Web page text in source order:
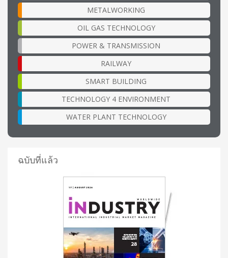
METALWORKING
OIL GAS TECHNOLOGY
POWER & TRANSMISSION
RAILWAY
SMART BUILDING
TECHNOLOGY 4 ENVIRONMENT
WATER PLANT TECHNOLOGY
ฉบับที่แล้ว